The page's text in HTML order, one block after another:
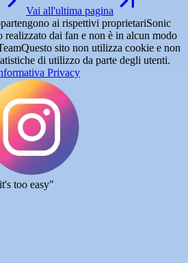
Vai all'ultima pagina
ai rispettivi proprietariSonic
realizzato dai fan e non è in alcun modo
Questo sito non utilizza cookie e non
di utilizzo da parte degli utenti.
Privacy
too easy"